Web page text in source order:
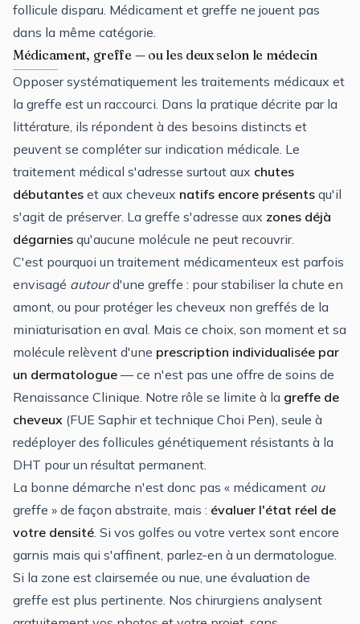
follicule disparu. Médicament et greffe ne jouent pas
dans la même catégorie.
Médicament, greffe — ou les deux selon le médecin
Opposer systématiquement les traitements médicaux et
la greffe est un raccourci. Dans la pratique décrite par la
littérature, ils répondent à des besoins distincts et
peuvent se compléter sur indication médicale. Le
traitement médical s'adresse surtout aux chutes
débutantes et aux cheveux natifs encore présents qu'il
s'agit de préserver. La greffe s'adresse aux zones déjà
dégarnies qu'aucune molécule ne peut recouvrir.
C'est pourquoi un traitement médicamenteux est parfois
envisagé autourd'une greffe : pour stabiliser la chute en
amont, ou pour protéger les cheveux non greffés de la
miniaturisation en aval. Mais ce choix, son moment et sa
molécule relèvent d'une prescription individualisée par
un dermatologue — ce n'est pas une offre de soins de
Renaissance Clinique. Notre rôle se limite à la greffe de
cheveux (FUE Saphir et technique Choi Pen), seule à
redéployer des follicules génétiquement résistants à la
DHT pour un résultat permanent.
La bonne démarche n'est donc pas « médicament ou
greffe » de façon abstraite, mais : évaluer l'état réel de
votre densité . Si vos golfes ou votre vertex sont encore
garnis mais qui s'affinent, parlez-en à un dermatologue.
Si la zone est clairsemée ou nue, une évaluation de
greffe est plus pertinente. Nos chirurgiens analysent